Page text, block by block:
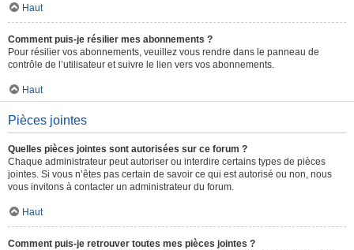
Haut
Comment puis-je résilier mes abonnements ?
Pour résilier vos abonnements, veuillez vous rendre dans le panneau de
contrôle de l’utilisateur et suivre le lien vers vos abonnements.
Haut
Pièces jointes
Quelles pièces jointes sont autorisées sur ce forum ?
Chaque administrateur peut autoriser ou interdire certains types de pièces
jointes. Si vous n’êtes pas certain de savoir ce qui est autorisé ou non, nous
vous invitons à contacter un administrateur du forum.
Haut
Comment puis-je retrouver toutes mes pièces jointes ?